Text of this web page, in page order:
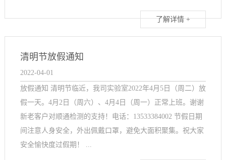
了解详情 +
清明节放假通知
2022-04-01
放假通知 清明节临近，我司实验室2022年4月5日（周二）放
假一天。4月2日（周六）、4月4日（周一）正常上班。谢谢
新老客户对顺通检测的支持！电话：13533384002 节假日期
间注意人身安全，外出佩戴口罩，避免大面积聚集。祝大家
安全愉快度过假期！ ...